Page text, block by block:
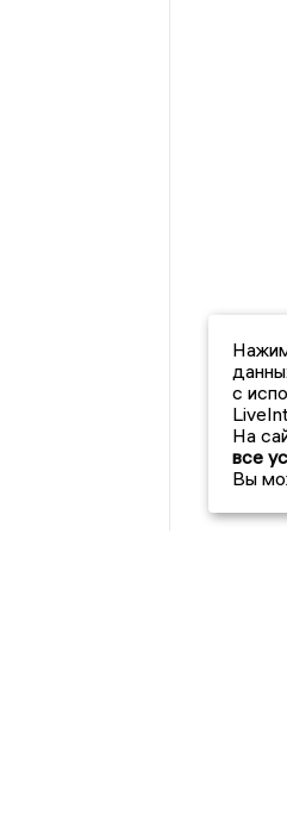
с
На
все
Вы